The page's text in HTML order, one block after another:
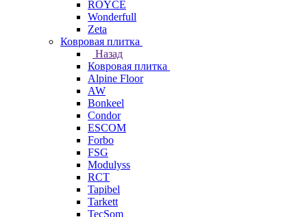
ROYCE
Wonderfull
Zeta
Ковровая плитка
Назад
Ковровая плитка
Alpine Floor
AW
Bonkeel
Condor
ESCOM
Forbo
FSG
Modulyss
RCT
Tapibel
Tarkett
TecSom